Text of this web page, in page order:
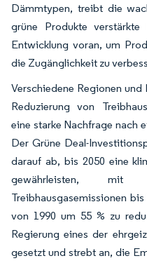
Dämmtypen, treibt die
grüne Produkte
Entwicklung voran, um
die Zugänglichkeit zu
Verschiedene Regionen
Reduzierung von
eine starke Nachfrage nach
Der Grüne Deal-
darauf ab, bis 2050 eine
gewährleisten,
Treibhausgasemissionen
von 1990 um 55 % zu
Regierung eines der
gesetzt und strebt an, die